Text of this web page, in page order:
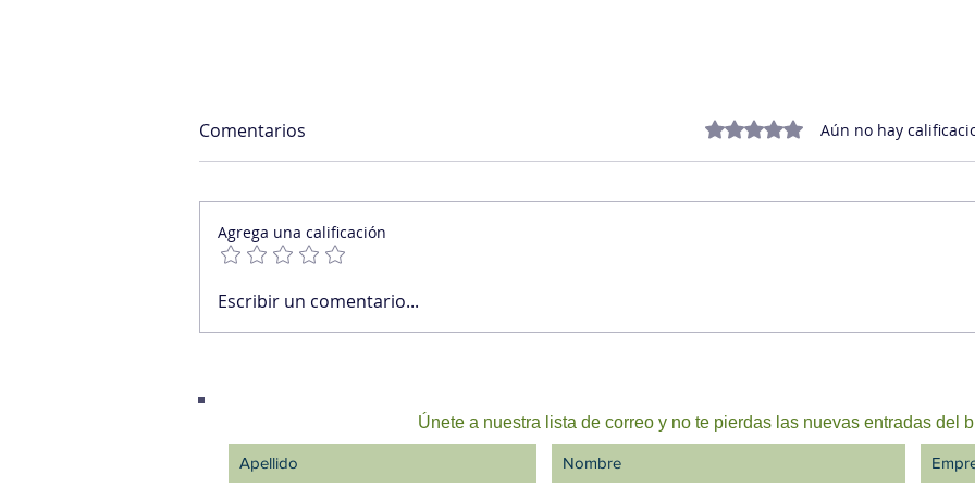
Cuando la motivación no
Comentarios Obtuvo 0 de 5 estrellas.
Aún no hay
Agrega una calificación
Escribir un comentario...
Únete a nuestra lista de correo y no te pierdas las nuevas entradas del